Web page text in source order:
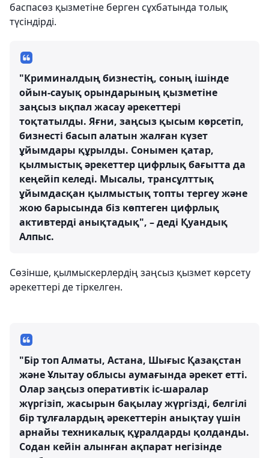
баспасөз қызметіне берген сұхбатында толық
түсіндірді.
"Криминалдың бизнестің, соның ішінде
ойын-сауық орындарының қызметіне
заңсыз ықпал жасау әрекеттері
тоқтатылды. Яғни, заңсыз қысым көрсетіп,
бизнесті басып алатын жалған күзет
ұйымдары құрылды. Сонымен қатар,
қылмыстық әрекеттер цифрлық бағытта да
кеңейіп келеді. Мысалы, трансұлттық
ұйымдасқан қылмыстық топты тергеу және
жою барысында біз көптеген цифрлық
активтерді анықтадық", – деді Қуандық
Алпыс.
Сөзінше, қылмыскерлердің заңсыз қызмет көрсету
әрекеттері де тіркелген.
"Бір топ Алматы, Астана, Шығыс Қазақстан
және Ұлытау облысы аумағында әрекет етті.
Олар заңсыз оперативтік іс-шаралар
жүргізіп, жасырын бақылау жүргізді, белгілі
бір тұлғалардың әрекеттерін анықтау үшін
арнайы техникалық құралдарды қолданды.
Содан кейін алынған ақпарат негізінде